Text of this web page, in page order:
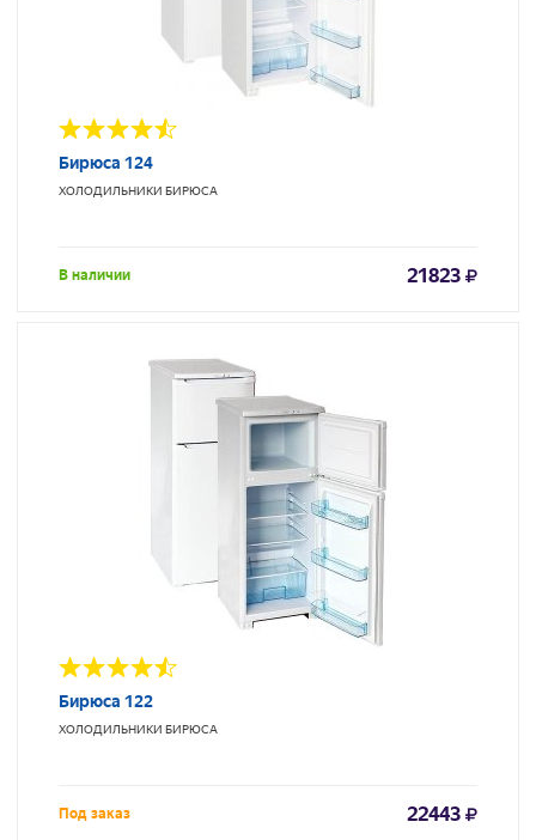
Бирюса 124
ХОЛОДИЛЬНИКИ БИРЮСА
В наличии 21823
Бирюса 122
ХОЛОДИЛЬНИКИ БИРЮСА
Под заказ 22443